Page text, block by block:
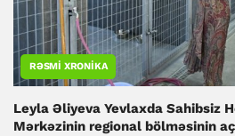
RƏSMI XRONIKA
Leyla Əliyeva Yevlaxda Sahibsiz
Mərkəzinin regional bölməsinin